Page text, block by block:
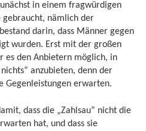
in einem fragwürdigen
gebraucht, nämlich der
darin, dass Männer gegen
wurden. Erst mit der großen
es den Anbietern möglich, in
anzubieten, denn der
Gegenleistungen erwarten.
dass die „Zahlsau“ nicht die
hat, und dass sie